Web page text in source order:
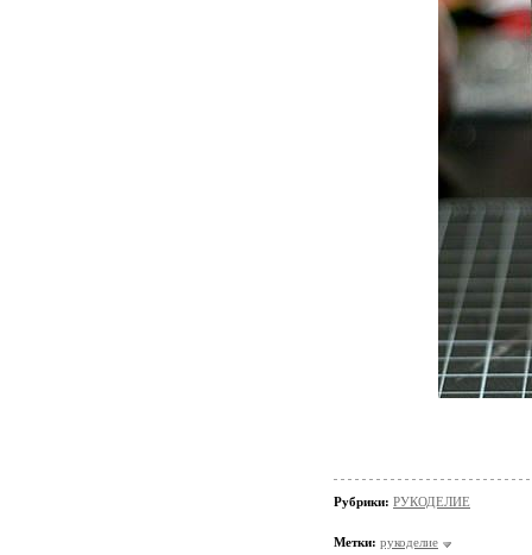
Рубрики: РУКОДЕЛИЕ
Метки: рукоделие